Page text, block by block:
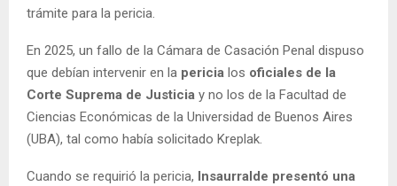
trámite para la pericia.
En 2025, un fallo de la Cámara de Casación Penal dispuso
que debían intervenir en la pericia los oficiales de la
Corte Suprema de Justicia y no los de la Facultad de
Ciencias Económicas de la Universidad de Buenos Aires
(UBA), tal como había solicitado Kreplak.
Cuando se requirió la pericia, Insaurralde presentó una